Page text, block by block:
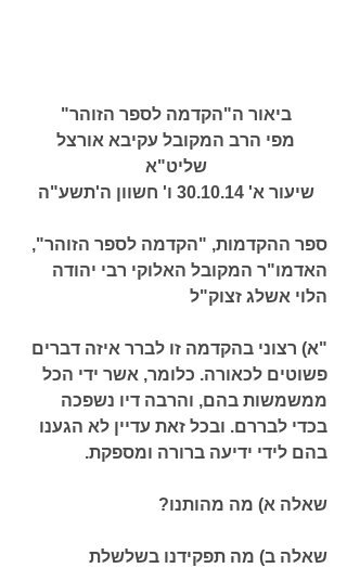
ביאור ה"הקדמה לספר הזוהר"
מפי הרב המקובל עקיבא אורצל
שליט"א
שיעור א' 30.10.14 ו' חשוון ה'תשע"ה
ספר ההקדמות, "הקדמה לספר הזוהר",
האדמו"ר המקובל האלוקי רבי יהודה
הלוי אשלג זצוק"ל
"א) רצוני בהקדמה זו לברר איזה דברים
פשוטים לכאורה. כלומר, אשר ידי הכל
ממשמשות בהם, והרבה דיו נשפכה
בכדי לבררם. ובכל זאת עדיין לא הגענו
בהם לידי ידיעה ברורה ומספקת.
שאלה א) מה מהותנו?
שאלה ב) מה תפקידנו בשלשלת